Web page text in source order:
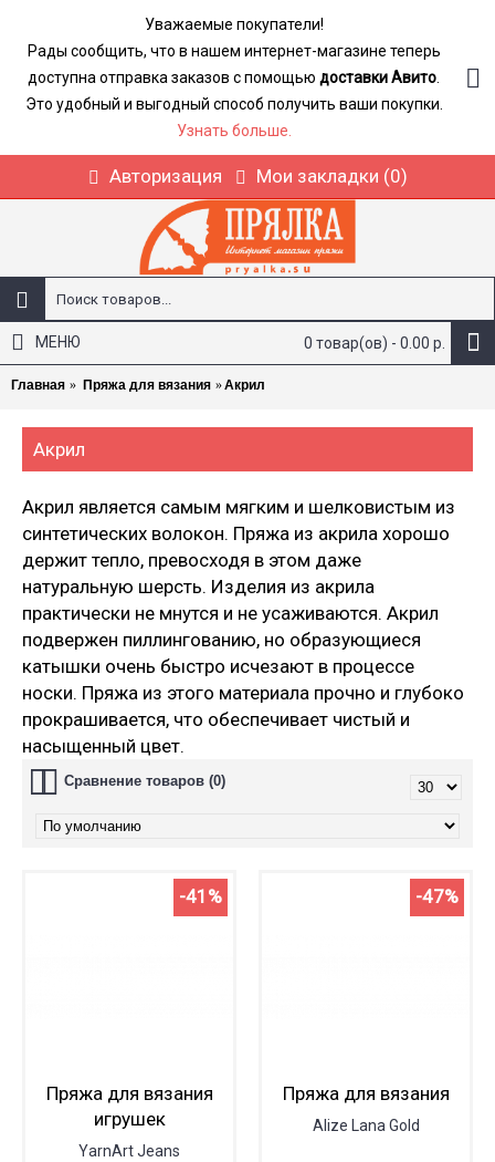
Уважаемые покупатели!
Рады сообщить, что в нашем интернет-магазине теперь
доступна отправка заказов с помощью доставки Авито
Это удобный и выгодный способ получить ваши покупки.
Узнать больше.
Авторизация Мои закладки (0)
0 товар(ов) - 0.00 р.
МЕНЮ
Главная Пряжа для вязания Акрил
Акрил
Акрил является самым мягким и шелковистым из
синтетических волокон. Пряжа из акрила хорошо
держит тепло, превосходя в этом даже
натуральную шерсть. Изделия из акрила
практически не мнутся и не усаживаются. Акрил
подвержен пиллингованию, но образующиеся
катышки очень быстро исчезают в процессе
носки. Пряжа из этого материала прочно и глубоко
прокрашивается, что обеспечивает чистый и
насыщенный цвет.
Сравнение товаров (0)
-41%
Пряжа для вязания
игрушек
YarnArt Jeans
-47%
Пряжа для вязания
Alize Lana Gold